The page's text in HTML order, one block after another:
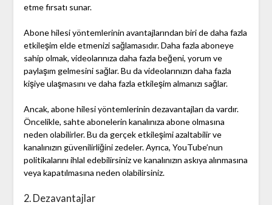
etme fırsatı sunar.
Abone hilesi yöntemlerinin avantajlarından biri de daha fazla
etkileşim elde etmenizi sağlamasıdır. Daha fazla aboneye
sahip olmak, videolarınıza daha fazla beğeni, yorum ve
paylaşım gelmesini sağlar. Bu da videolarınızın daha fazla
kişiye ulaşmasını ve daha fazla etkileşim almanızı sağlar.
Ancak, abone hilesi yöntemlerinin dezavantajları da vardır.
Öncelikle, sahte abonelerin kanalınıza abone olmasına
neden olabilirler. Bu da gerçek etkileşimi azaltabilir ve
kanalınızın güvenilirliğini zedeler. Ayrıca, YouTube’nun
politikalarını ihlal edebilirsiniz ve kanalınızın askıya alınmasına
veya kapatılmasına neden olabilirsiniz.
2. Dezavantajlar